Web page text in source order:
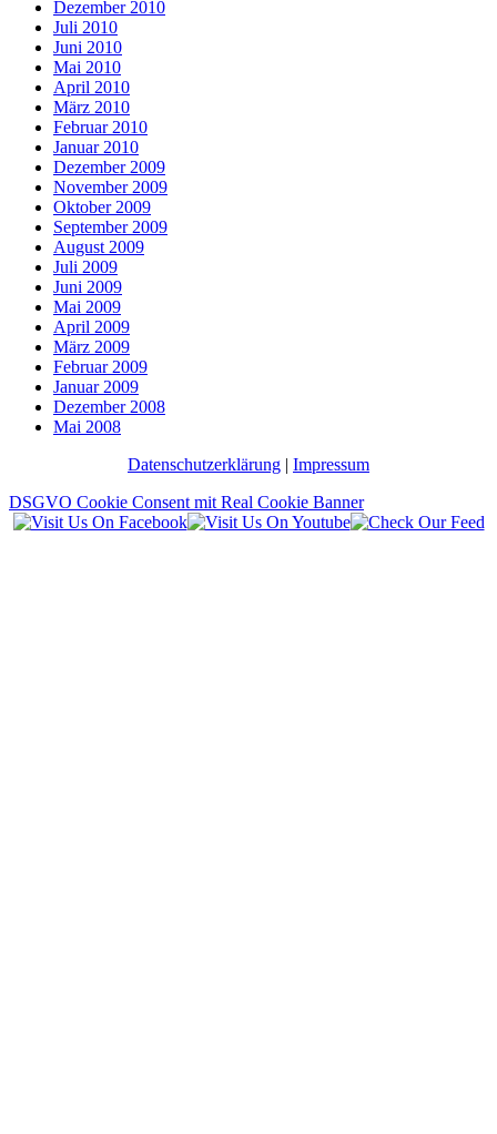
Dezember 2010
Juli 2010
Juni 2010
Mai 2010
April 2010
März 2010
Februar 2010
Januar 2010
Dezember 2009
November 2009
Oktober 2009
September 2009
August 2009
Juli 2009
Juni 2009
Mai 2009
April 2009
März 2009
Februar 2009
Januar 2009
Dezember 2008
Mai 2008
Datenschutzerklärung | Impressum
DSGVO Cookie Consent mit Real Cookie Banner